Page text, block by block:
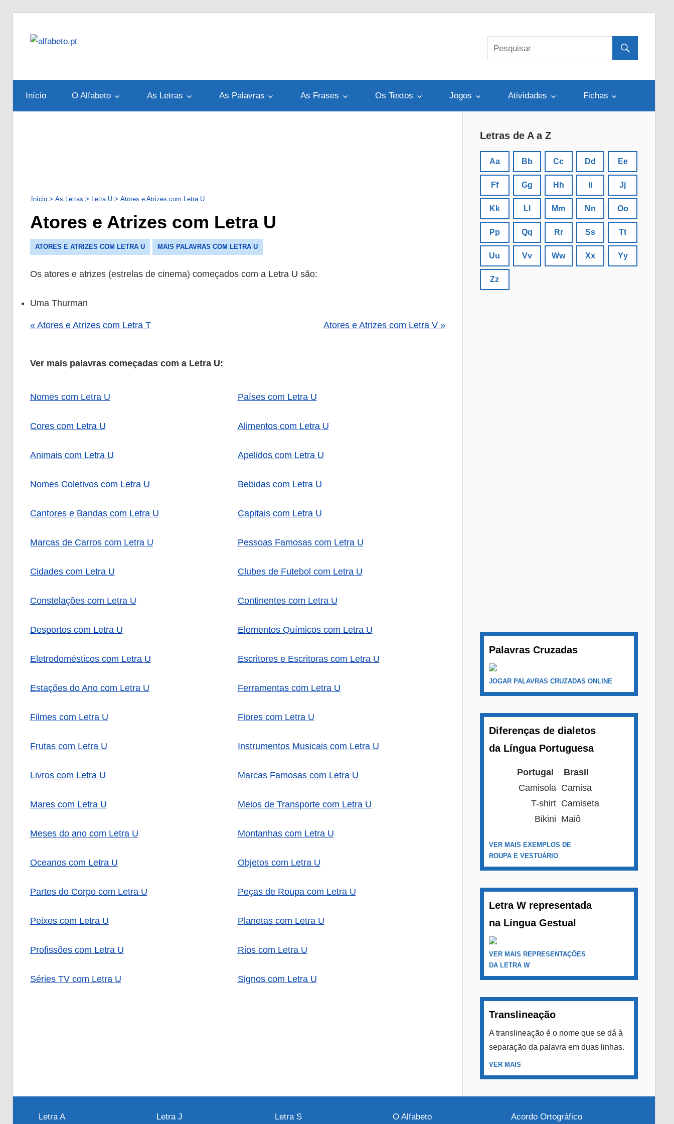
o
Alfabeto
Português
Início O Alfabeto As Letras As Palavras As Frases Os Textos Jogos Atividades Fichas
Início > As Letras > Letra U > Atores e Atrizes com Letra U
Atores e Atrizes com Letra U
ATORES E ATRIZES COM LETRA U MAIS PALAVRAS COM LETRA U
Os atores e atrizes (estrelas de cinema) começados com a Letra U são:
Uma Thurman
« Atores e Atrizes com Letra T Atores e Atrizes com Letra V »
Ver mais palavras começadas com a Letra U:
Nomes com Letra U
Cores com Letra U
Animais com Letra U
Nomes Coletivos com Letra U
Cantores e Bandas com Letra U
Marcas de Carros com Letra U
Cidades com Letra U
Constelações com Letra U
Desportos com Letra U
Eletrodomésticos com Letra U
Estações do Ano com Letra U
Filmes com Letra U
Frutas com Letra U
Livros com Letra U
Mares com Letra U
Meses do ano com Letra U
Oceanos com Letra U
Partes do Corpo com Letra U
Peixes com Letra U
Profissões com Letra U
Séries TV com Letra U
Países com Letra U
Alimentos com Letra U
Apelidos com Letra U
Bebidas com Letra U
Capitais com Letra U
Pessoas Famosas com Letra U
Clubes de Futebol com Letra U
Continentes com Letra U
Elementos Químicos com Letra U
Escritores e Escritoras com Letra U
Ferramentas com Letra U
Flores com Letra U
Instrumentos Musicais com Letra U
Marcas Famosas com Letra U
Meios de Transporte com Letra U
Montanhas com Letra U
Objetos com Letra U
Peças de Roupa com Letra U
Planetas com Letra U
Rios com Letra U
Signos com Letra U
Letras de A a Z
Aa Bb Cc Dd Ee
Ff Gg Hh Ii Jj
Kk Ll Mm Nn Oo
Pp Qq Rr Ss Tt
Uu Vv Ww Xx Yy
Zz
Palavras Cruzadas
JOGAR PALAVRAS CRUZADAS ONLINE
Diferenças de dialetos
da Língua Portuguesa
Portugal
Brasil
Camisola Camisa
T-shirt Camiseta
Bikini Maiô
VER MAIS EXEMPLOS DE
ROUPA E VESTUÁRIO
Letra W representada
na Língua Gestual
VER MAIS REPRESENTAÇÕES
DA LETRA W
Translineação
A translineação é o nome que se dá à
separação da palavra em duas linhas.
VER MAIS
Letra A Letra J Letra S O Alfabeto Acordo Ortográfico